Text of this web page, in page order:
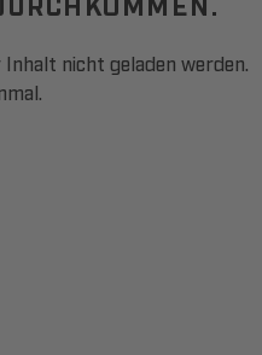
nicht geladen werden.